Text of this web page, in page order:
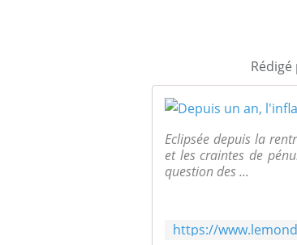
Eclipsée depuis la
et les craintes de
question des ...